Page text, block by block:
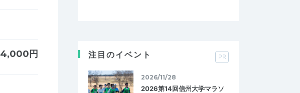
4,000円 注目のイベント PR
2026/11/28
2026第14回信州大学マラソ